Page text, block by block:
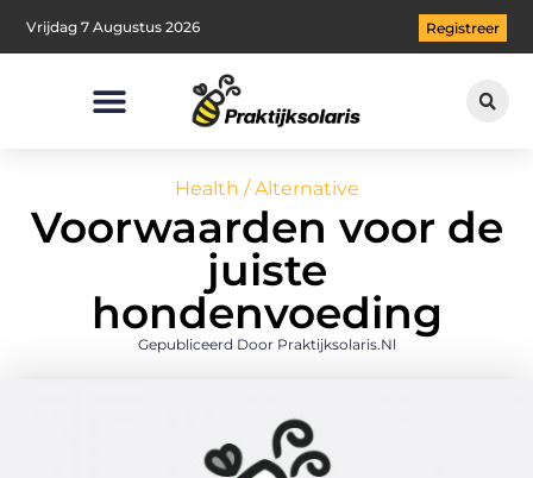
Vrijdag 7 Augustus 2026 Registreer
Health / Alternative
Voorwaarden voor de
juiste
hondenvoeding
Gepubliceerd Door Praktijksolaris.nl